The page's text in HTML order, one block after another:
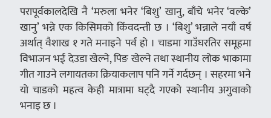
परापूर्वकालदेखि नै ‘मरुला भनेर ‘बिशु’ खानु, बाँचे भनेर ‘वल्के’
खानु’ भन्ने एक किसिमको किंवदन्ती छ । ‘बिशु’ भन्नाले नयाँ वर्ष
अर्थात् वैशाख १ गते मनाइने पर्व हो । चाडमा गाउँघरतिर समूहमा
विभाजन भई देउडा खेल्ने, पिङ खेल्ने तथा स्थानीय लोक भाकामा
गीत गाउने लगायतका क्रियाकलाप पनि गर्ने गर्दछन् । सहरमा भने
यो चाडको महत्व केही मात्रामा घट्दै गएको स्थानीय अगुवाको
भनाइ छ ।